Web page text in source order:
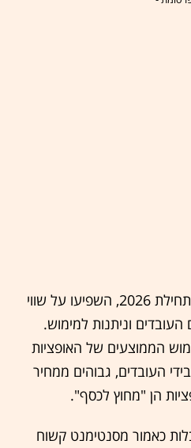
תנודות במחירי המניות מאז תחילת 2026, השפיעו על שווי
וניתנות למימוש.
הממוצעים של האופציות
העובדים, גבוהים ממחיר
הן "מחוץ לכסף".
כאמור מסנטימנט קשוח